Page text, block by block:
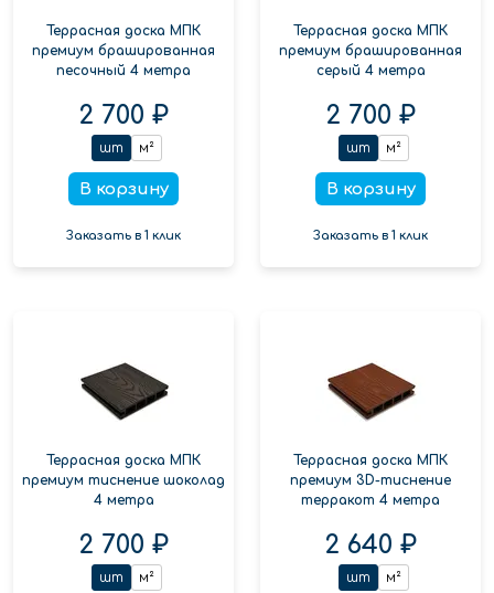
Террасная доска МПК
премиум брашированная
песочный 4 метра
2 700 ₽
шт м²
В корзину
Заказать в 1 клик
Террасная доска МПК
премиум брашированная
серый 4 метра
2 700 ₽
шт м²
В корзину
Заказать в 1 клик
Террасная доска МПК
премиум тиснение шоколад
4 метра
2 700 ₽
шт м²
Террасная доска МПК
премиум 3D-тиснение
терракот 4 метра
2 640 ₽
шт м²